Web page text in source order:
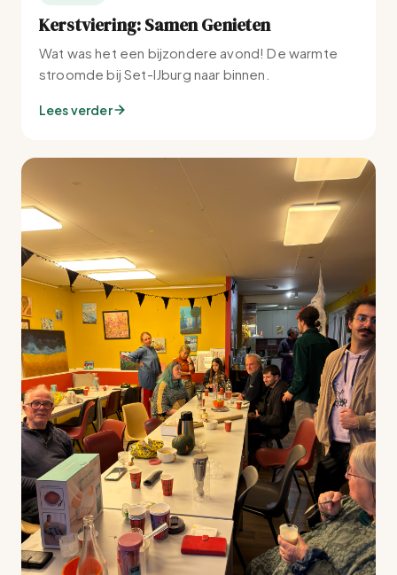
Kerstviering: Samen Genieten
Wat was het een bijzondere avond! De warmte
stroomde bij Set-IJburg naar binnen.
Lees verder